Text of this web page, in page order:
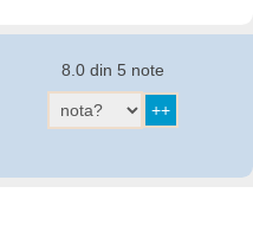
8.0 din 5 note